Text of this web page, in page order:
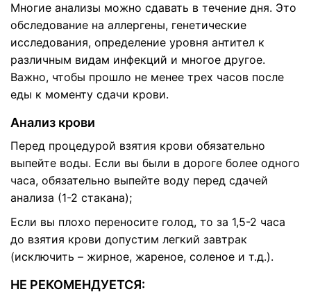
Многие анализы можно сдавать в течение дня. Это
обследование на аллергены, генетические
исследования, определение уровня антител к
различным видам инфекций и многое другое.
Важно, чтобы прошло не менее трех часов после
еды к моменту сдачи крови.
Анализ крови
Перед процедурой взятия крови обязательно
выпейте воды. Если вы были в дороге более одного
часа, обязательно выпейте воду перед сдачей
анализа (1-2 стакана);
Если вы плохо переносите голод, то за 1,5-2 часа
до взятия крови допустим легкий завтрак
(исключить – жирное, жареное, соленое и т.д.).
НЕ РЕКОМЕНДУЕТСЯ: